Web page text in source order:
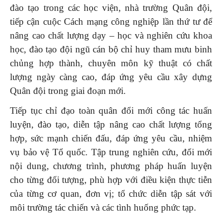
đào tạo trong các học viện, nhà trường Quân đội,
tiếp cận cuộc Cách mạng công nghiệp lần thứ tư để
nâng cao chất lượng dạy – học và nghiên cứu khoa
học, đào tạo đội ngũ cán bộ chỉ huy tham mưu binh
chủng hợp thành, chuyên môn kỹ thuật có chất
lượng ngày càng cao, đáp ứng yêu cầu xây dựng
Quân đội trong giai đoạn mới.
Tiếp tục chỉ đạo toàn quân đổi mới công tác huấn
luyện, đào tạo, diễn tập nâng cao chất lượng tổng
hợp, sức mạnh chiến đấu, đáp ứng yêu cầu, nhiệm
vụ bảo vệ Tổ quốc. Tập trung nghiên cứu, đổi mới
nội dung, chương trình, phương pháp huấn luyện
cho từng đối tượng, phù hợp với điều kiện thực tiễn
của từng cơ quan, đơn vị; tổ chức diễn tập sát với
môi trường tác chiến và các tình huống phức tạp.